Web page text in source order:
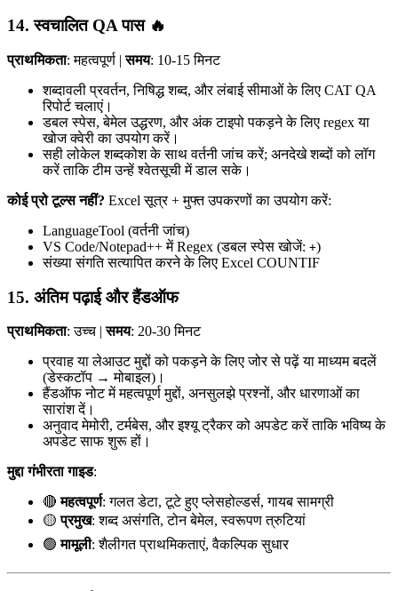
14. स्वचालित QA पास 🔥
प्राथमिकता: महत्वपूर्ण |समय: 10-15 मिनट
शब्दावली प्रवर्तन, निषिद्ध शब्द, और लंबाई सीमाओं के लिए CAT QA
रिपोर्ट चलाएं।
डबल स्पेस, बेमेल उद्धरण, और अंक टाइपो पकड़ने के लिए regex या
खोज क्वेरी का उपयोग करें।
सही लोकेल शब्दकोश के साथ वर्तनी जांच करें; अनदेखे शब्दों को लॉग
करें ताकि टीम उन्हें श्वेतसूची में डाल सके।
कोई प्रो टूल्स नहीं? Excel सूत्र + मुफ्त उपकरणों का उपयोग करें:
LanguageTool (वर्तनी जांच)
VS Code/Notepad++ में Regex (डबल स्पेस खोजें: +)
संख्या संगति सत्यापित करने के लिए Excel COUNTIF
15. अंतिम पढ़ाई और हैंडऑफ
प्राथमिकता: उच्च |समय: 20-30 मिनट
प्रवाह या लेआउट मुद्दों को पकड़ने के लिए जोर से पढ़ें या माध्यम बदलें
(डेस्कटॉप → मोबाइल)।
हैंडऑफ नोट में महत्वपूर्ण मुद्दों, अनसुलझे प्रश्नों, और धारणाओं का
सारांश दें।
अनुवाद मेमोरी, टर्मबेस, और इश्यू ट्रैकर को अपडेट करें ताकि भविष्य के
अपडेट साफ शुरू हों।
मुद्दा गंभीरता गाइड:
🔴महत्वपूर्ण: गलत डेटा, टूटे हुए प्लेसहोल्डर्स, गायब सामग्री
🟡प्रमुख: शब्द असंगति, टोन बेमेल, स्वरूपण त्रुटियां
🟢मामूली: शैलीगत प्राथमिकताएं, वैकल्पिक सुधार